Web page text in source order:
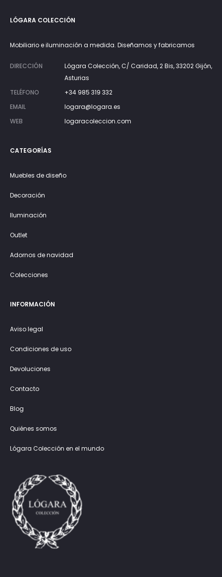
LÓGARA COLECCIÓN
Mobiliario e iluminación a medida. Diseñamos y fabricamos
DIRECCIÓN
Lógara Colección, C/ Caridad, 2 Bis, 33202 Gijón,
Asturias
TELÉFONO
+34 985 319 332
EMAIL
logara@logara.es
WEB
logaracoleccion.com
CATEGORÍAS
Muebles de diseño
Decoración
Iluminación
Outlet
Adornos de navidad
Colecciones
INFORMACIÓN
Aviso legal
Condiciones de uso
Devoluciones
Contacto
Blog
Quiénes somos
Lógara Colección en el mundo